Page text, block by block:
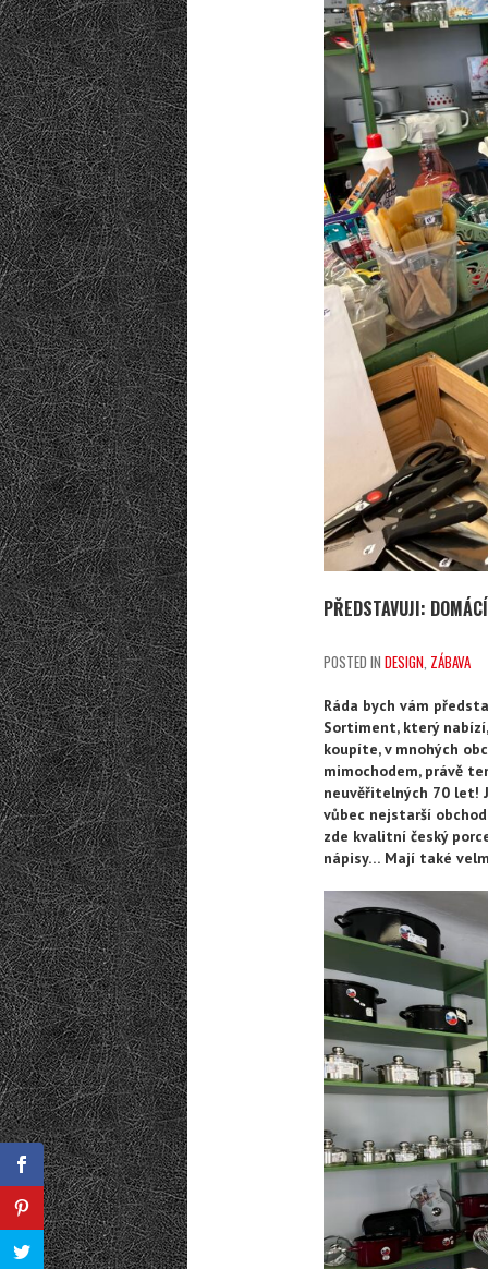
PŘEDSTAVUJI:
POSTED IN DESIGN, ZÁBAVA
Ráda bych vám
Sortiment, který
koupíte, v mnohých
mimochodem, právě
neuvěřitelných 70 let!
vůbec nejstarší
zde kvalitní český
nápisy… Mají také